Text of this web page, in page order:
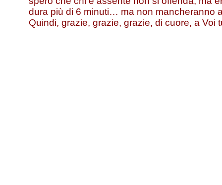
dura più di 6 minuti… ma non mancheranno
Quindi, grazie, grazie, grazie, di cuore, a Voi